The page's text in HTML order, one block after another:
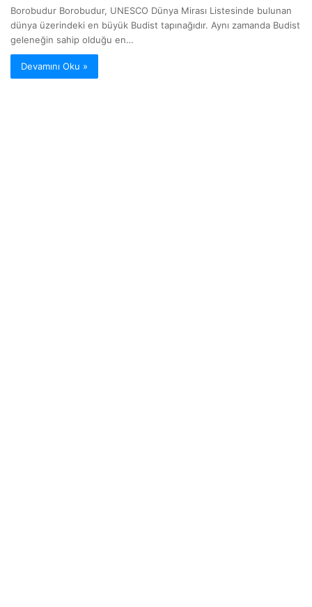
Borobudur Borobudur, UNESCO Dünya Mirası Listesinde bulunan
dünya üzerindeki en büyük Budist tapınağıdır. Aynı zamanda Budist
geleneğin sahip olduğu en…
Devamını Oku »